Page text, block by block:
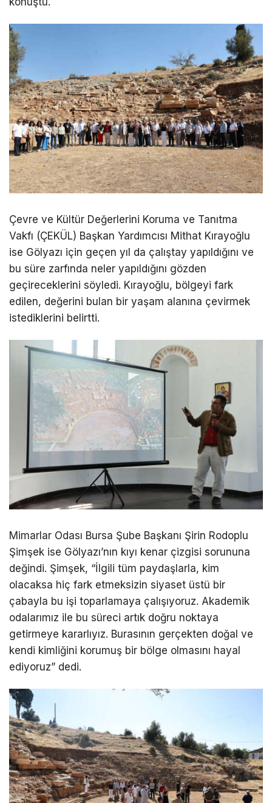
Çevre ve Kültür Değerlerini Koruma ve Tanıtma
Vakfı (ÇEKÜL) Başkan Yardımcısı Mithat Kırayoğlu
ise Gölyazı için geçen yıl da çalıştay yapıldığını ve
bu süre zarfında neler yapıldığını gözden
geçireceklerini söyledi. Kırayoğlu, bölgeyi fark
edilen, değerini bulan bir yaşam alanına çevirmek
istediklerini belirtti.
Mimarlar Odası Bursa Şube Başkanı Şirin Rodoplu
Şimşek ise Gölyazı’nın kıyı kenar çizgisi sorununa
değindi. Şimşek, “İlgili tüm paydaşlarla, kim
olacaksa hiç fark etmeksizin siyaset üstü bir
çabayla bu işi toparlamaya çalışıyoruz. Akademik
odalarımız ile bu süreci artık doğru noktaya
getirmeye kararlıyız. Burasının gerçekten doğal ve
kendi kimliğini korumuş bir bölge olmasını hayal
ediyoruz” dedi.